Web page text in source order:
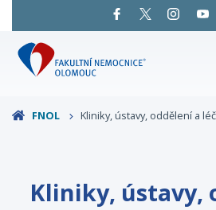
MAPA AREÁLU
NEMOCNICI
FNOL Kliniky, ústavy, oddělení a
Kliniky, ústavy,